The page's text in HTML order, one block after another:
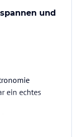
und
ein echtes
ersten Moment